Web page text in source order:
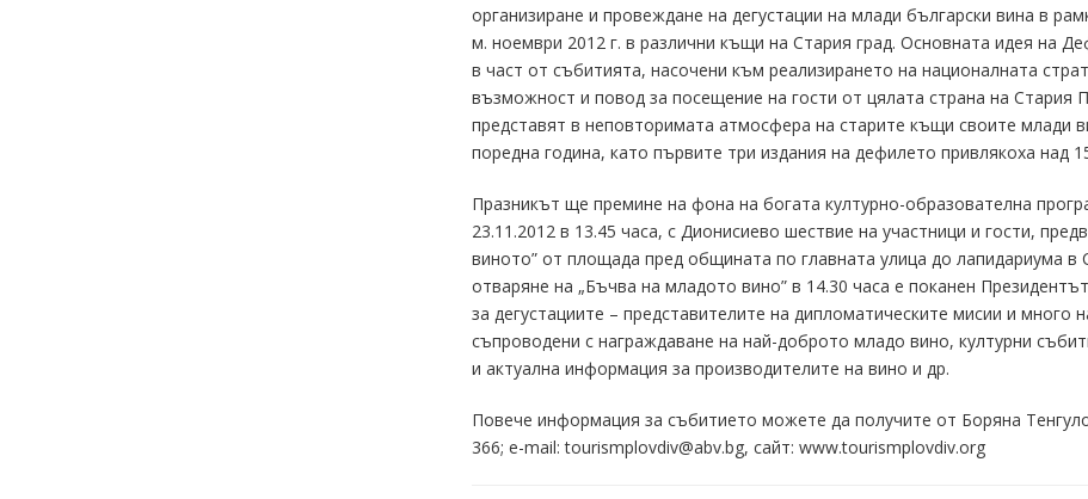
организиране и провеждане на дегустации на млади български вина в
м. ноември 2012 г. в различни къщи на Стария град. Основната идея на
в част от събитията, насочени към реализирането на националната
възможност и повод за посещение на гости от цялата страна на Стария
представят в неповторимата атмосфера на старите къщи своите млади
поредна година, като първите три издания на дефилето привлякоха над
Празникът ще премине на фона на богата културно-образователна
23.11.2012 в 13.45 часа, с Дионисиево шествие на участници и гости,
виното” от площада пред общината по главната улица до лапидариума в
отваряне на „Бъчва на младото вино” в 14.30 часа е поканен
за дегустациите – представителите на дипломатическите мисии и много
съпроводени с награждаване на най-доброто младо вино, културни
и актуална информация за производителите на вино и др.
Повече информация за събитието можете да получите от Боряна
366; e-mail: tourismplovdiv@abv.bg, сайт: www.tourismplovdiv.org